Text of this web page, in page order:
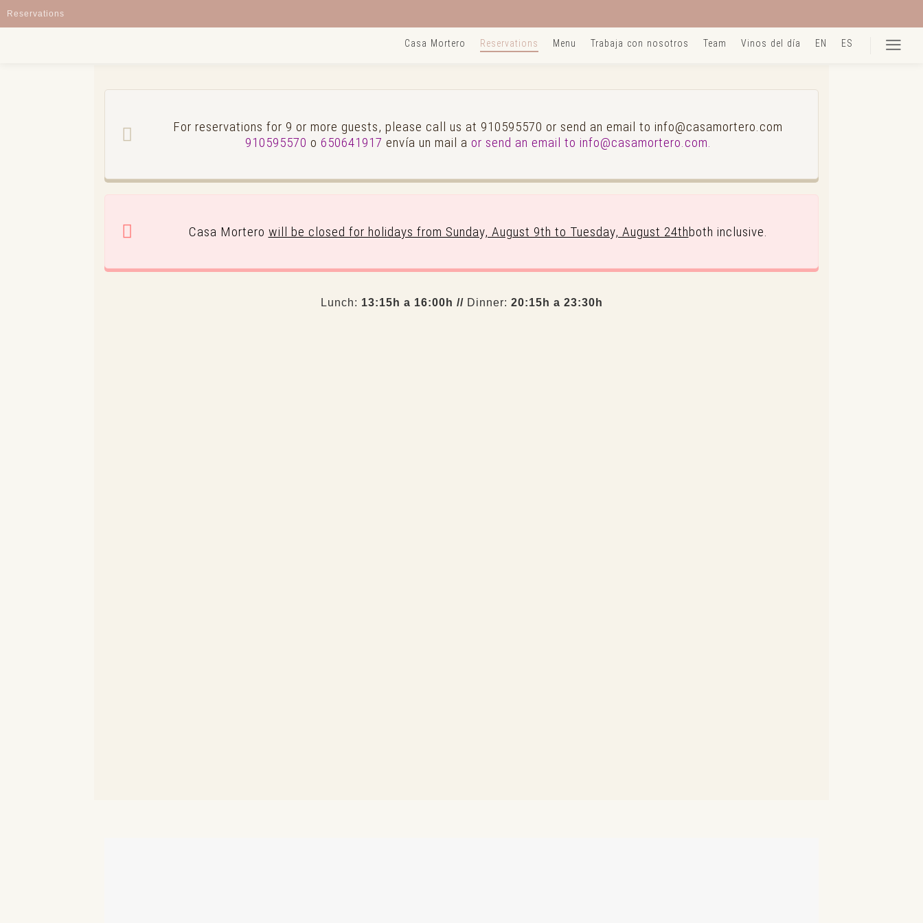
Reservations
Casa Mortero Reservations Menu Trabaja con nosotros Team Vinos del día EN ES
For reservations for 9 or more guests, please call us at 910595570 or send an email to info@casamortero.com
910595570 o 650641917 envía un mail a or send an email to info@casamortero.com.
Casa Mortero will be closed for holidays from Sunday, August 9th to Tuesday, August 24thboth inclusive.
Lunch: 13:15h a 16:00h // Dinner: 20:15h a 23:30h